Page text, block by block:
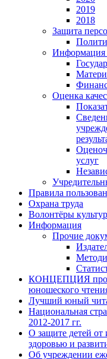
2019
2018
Защита
Информация
Оценка
услуг
Правила
Охрана труда
Волонтёры
Информация
Прочие
КОНЦЕПЦИЯ
юношеского
Лучший юный
Национальная
2012-2017 гг.
О защите детей
здоровью и
Об учреждении